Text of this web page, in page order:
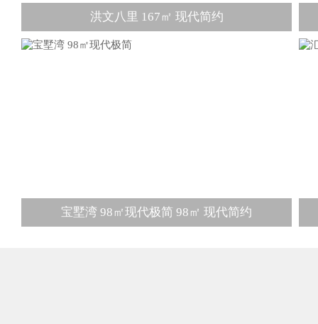
洪文八里 167㎡ 现代简约
宝墅湾 98㎡现代极简 98㎡ 现代简约